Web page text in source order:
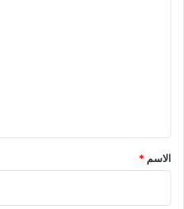
*
الاسم *